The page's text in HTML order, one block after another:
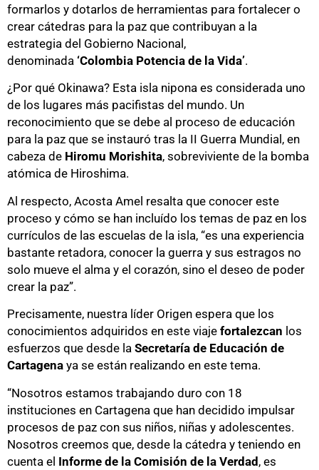
formarlos y dotarlos de herramientas para fortalecer o
crear cátedras para la paz que contribuyan a la
estrategia del Gobierno Nacional,
denominada ‘Colombia Potencia de la Vida’.
¿Por qué Okinawa? Esta isla nipona es considerada uno
de los lugares más pacifistas del mundo. Un
reconocimiento que se debe al proceso de educación
para la paz que se instauró tras la II Guerra Mundial, en
cabeza de Hiromu Morishita, sobreviviente de la bomba
atómica de Hiroshima.
Al respecto, Acosta Amel resalta que conocer este
proceso y cómo se han incluído los temas de paz en los
currículos de las escuelas de la isla, “es una experiencia
bastante retadora, conocer la guerra y sus estragos no
solo mueve el alma y el corazón, sino el deseo de poder
crear la paz”.
Precisamente, nuestra líder Origen espera que los
conocimientos adquiridos en este viaje fortalezcan los
esfuerzos que desde la Secretaría de Educación de
Cartagena ya se están realizando en este tema.
“Nosotros estamos trabajando duro con 18
instituciones en Cartagena que han decidido impulsar
procesos de paz con sus niños, niñas y adolescentes.
Nosotros creemos que, desde la cátedra y teniendo en
cuenta el Informe de la Comisión de la Verdad, es